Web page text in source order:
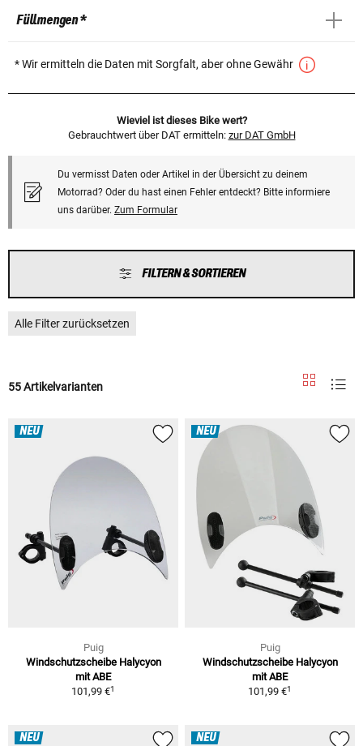
Füllmengen *
* Wir ermitteln die Daten mit Sorgfalt, aber ohne Gewähr
Wieviel ist dieses Bike wert?
Gebrauchtwert über DAT ermitteln: zur DAT GmbH
Du vermisst Daten oder Artikel in der Übersicht zu deinem
Motorrad? Oder du hast einen Fehler entdeckt? Bitte informiere
uns darüber. Zum Formular
FILTERN & SORTIEREN
Alle Filter zurücksetzen
55 Artikelvarianten
NEU
Puig
Windschutzscheibe Halycyon
mit ABE
101,99 €1
NEU
Puig
Windschutzscheibe Halycyon
mit ABE
101,99 €1
NEU NEU